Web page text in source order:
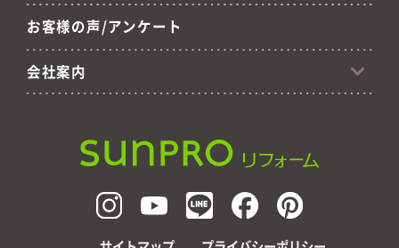
お客様の声/アンケート
会社案内